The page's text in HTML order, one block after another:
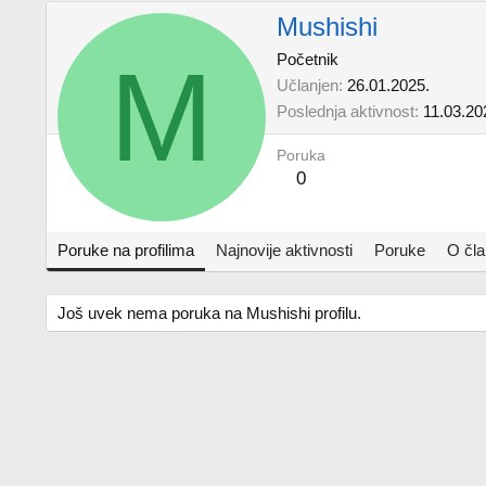
M
Mushishi
Početnik
Učlanjen 26.01.2025.
Poslednja aktivnost
Poruka
0
Poruke na profilima Najnovije aktivnosti Poruke O
Još uvek nema poruka na Mushishi profilu.